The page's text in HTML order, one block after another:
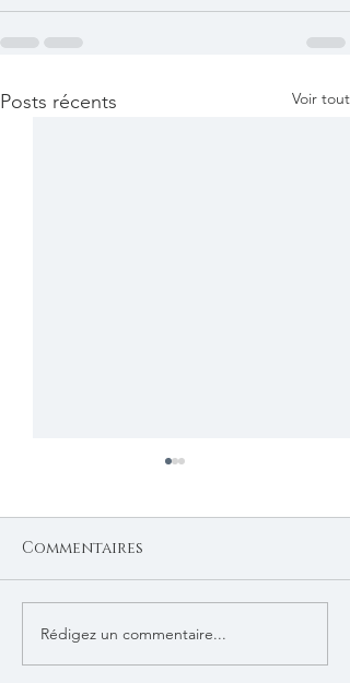
Posts récents Voir tout
La séance photo: un
moment pour se
Commentaires
Rédigez un commentaire...